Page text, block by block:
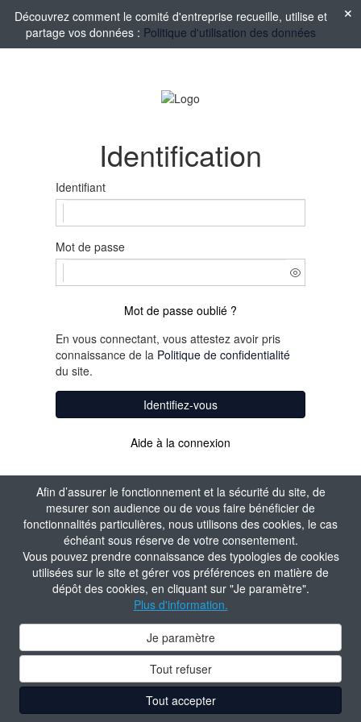
Afin d’assurer le fonctionnement et la sécurité du site, de
mesurer son audience ou de vous faire bénéficier de
fonctionnalités particulières, nous utilisons des cookies, le cas
échéant sous réserve de votre consentement.
Vous pouvez prendre connaissance des typologies de cookies
utilisées sur le site et gérer vos préférences en matière de
dépôt des cookies, en cliquant sur "Je paramètre".
Plus d'information.
Je paramètre
Tout refuser
Tout accepter
Découvrez comment le comité d'entreprise recueille, utilise et
partage vos données : Politique d'utilisation des données
Identification
Identifiant
Mot de passe
Mot de passe oublié ?
En vous connectant, vous attestez avoir pris
connaissance de la Politique de confidentialité
du site.
Identifiez-vous
Aide à la connexion